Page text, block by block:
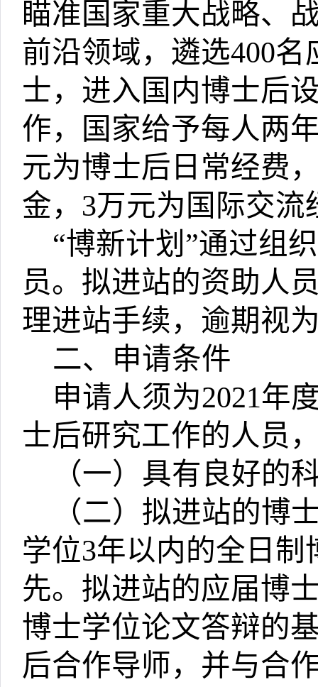
瞄准国家重大战略、
前沿领域，遴选400名
士，进入国内博士后
作，国家给予每人两
元为博士后日常经费
金， 3万元为国际交流
“博新计划 ”通过组
员。拟进站的资助人
理进站手续，逾期视
二、申请条件
申请人须为2021年
士后研究工作的人员
（一）具有良好的
（二）拟进站的博
学位3年以内的全日制
先。拟进站的应届博
博士学位论文答辩的
后合作导师，并与合